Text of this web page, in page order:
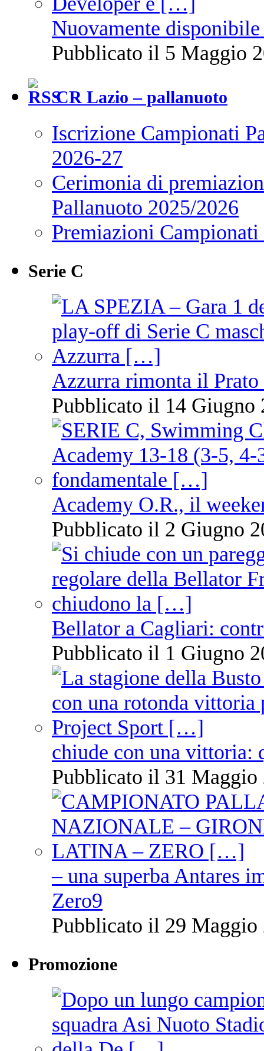
Nuovamente
Pubblicato il 5 Maggio
CR Lazio – pallanuoto
Iscrizione Campionati
2026-27
Cerimonia di
Pallanuoto 2025/2026
Premiazioni
Serie C
Azzurra rimonta il Prato
Pubblicato il 14 Giugno
Academy O.R., il
Pubblicato il 2 Giugno
Bellator a Cagliari:
Pubblicato il 1 Giugno
chiude con una vittoria:
Pubblicato il 31 Maggio
– una superba Antares
Zero9
Pubblicato il 29 Maggio
Promozione